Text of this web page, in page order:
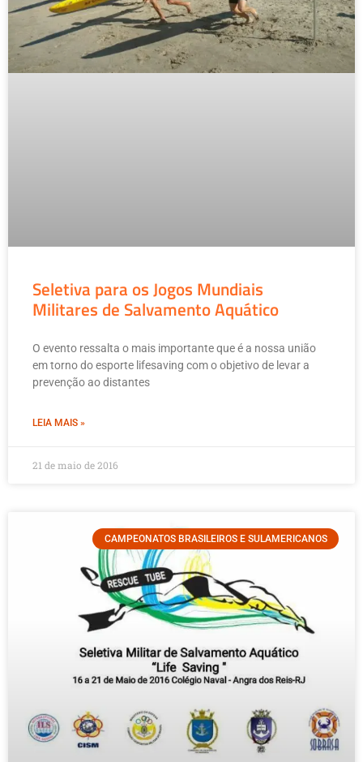
Seletiva para os Jogos Mundiais
Militares de Salvamento Aquático
O evento ressalta o mais importante que é a nossa união
em torno do esporte lifesaving com o objetivo de levar a
prevenção ao distantes
LEIA MAIS »
21 de maio de 2016
CAMPEONATOS BRASILEIROS E SULAMERICANOS